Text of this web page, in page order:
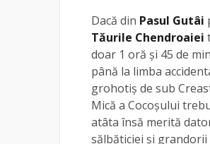
Dacă din Pasul Gutâi
Tăurile Chendroaiei
doar 1 oră și 45 de
până la limba
grohotiş de sub
Mică a Cocoşului
atâta însă merită
sălbăticiei şi grandorii